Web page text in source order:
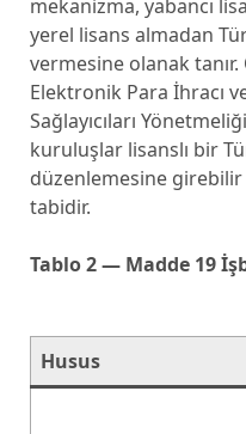
mekanizma, yabancı
yerel lisans almadan
vermesine olanak
Elektronik Para İhracı
Sağlayıcıları
kuruluşlar lisanslı bir
düzenlemesine girebilir
tabidir.
Tablo 2 — Madde 19
Husus